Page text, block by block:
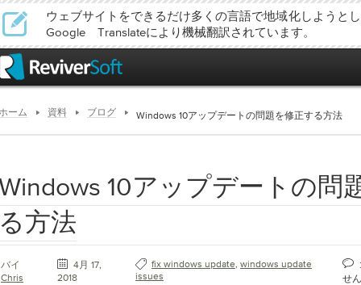
ウェブサイトをできるだけ多くの言語で地域化しようと
Google Translateにより機械翻訳されています。
ーム 資料 ブログ Windows 10アップデートの問題を修正する方法
10アップデートの問
方法
バイ
Chris
4月 17,
2018
fix windows update, windows update
issues
せん